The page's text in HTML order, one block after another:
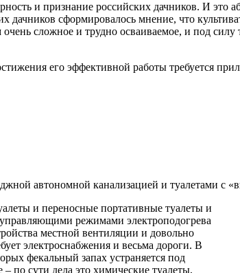
и признание российских дачников. И это
сформировалось мнение, что
сложное и трудно осваиваемое, и под
его эффективной работы требуется
автономной канализацией и туалетами с
и переносные портативные туалеты и
режимами электроподогрева
местной вентиляции и довольно
электроснабжения и весьма дороги. В
фекальный запах устраняется под
по сути дела это химические туалеты,